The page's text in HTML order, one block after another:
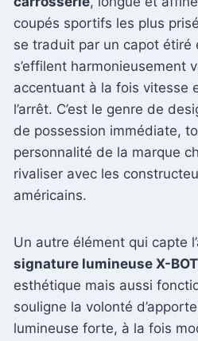
coupés sportifs les plus
se traduit par un capot étiré
s’effilent harmonieusement
accentuant à la fois vitesse
l’arrêt. C’est le genre de
de possession immédiate,
personnalité de la marque
rivaliser avec les
américains.
Un autre élément qui capte
signature lumineuse X-BOT
esthétique mais aussi
souligne la volonté
lumineuse forte, à la fois